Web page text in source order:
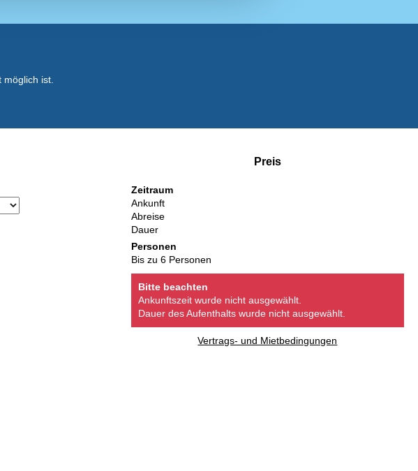
ist.
Preis
Zeitraum
Ankunft
Abreise
Dauer
Personen
Bis zu 6 Personen
Bitte beachten
Ankunftszeit wurde nicht ausgewählt.
Dauer des Aufenthalts wurde nicht ausgewählt.
Vertrags- und Mietbedingungen